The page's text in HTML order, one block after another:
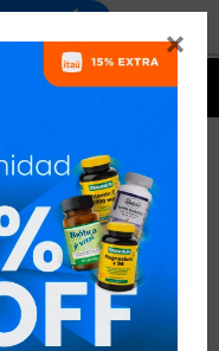

AISLADA
RECOMENDADOS